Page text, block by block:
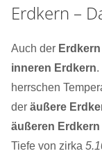
Erdkern –
Auch der Erdkern
inneren Erdkern.
herrschen
der äußere
äußeren Erdkern
Tiefe von zirka